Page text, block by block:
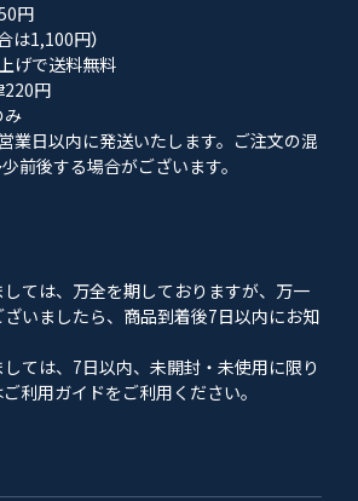
円
は1,100円）
げで送料無料
円
み
業日以内に発送いたします。ご注文の混
前後する場合がございます。
ては、万全を期しておりますが、万一
いましたら、商品到着後7日以内にお知
ては、7日以内、未開封・未使用に限り
利用ガイドをご利用ください。